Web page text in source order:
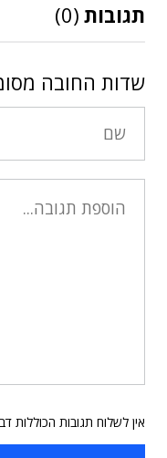
תגובות (0)
שדות החובה
אין לשלוח תגובות הכוללות